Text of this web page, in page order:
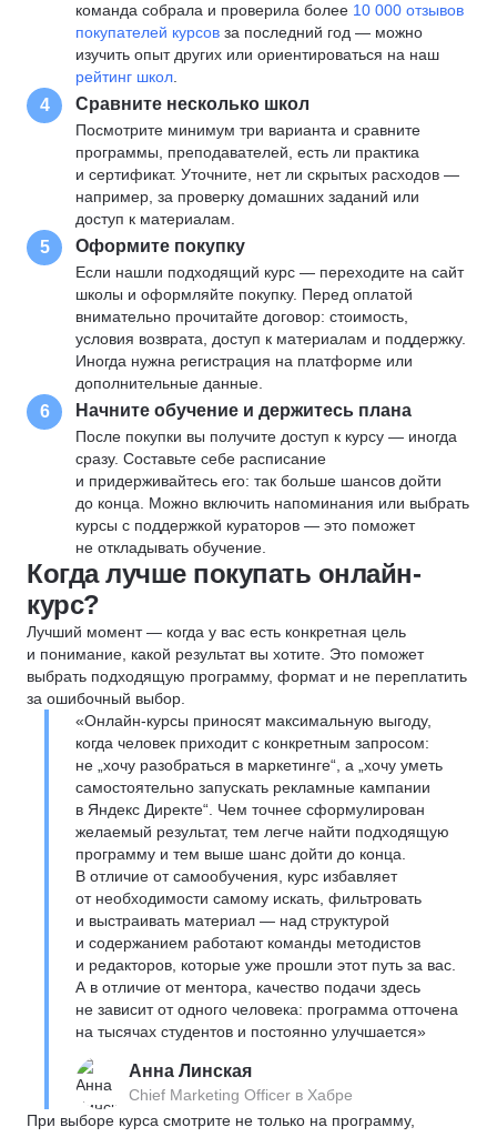
команда собрала и проверила более 10 000 отзывов
покупателей курсов за последний год — можно
изучить опыт других или ориентироваться на наш
рейтинг школ
4 Сравните несколько школ
Посмотрите минимум три варианта и сравните
программы, преподавателей, есть ли практика
и сертификат. Уточните, нет ли скрытых расходов —
например, за проверку домашних заданий или
доступ к материалам.
5 Оформите покупку
Если нашли подходящий курс — переходите на сайт
школы и оформляйте покупку. Перед оплатой
внимательно прочитайте договор: стоимость,
условия возврата, доступ к материалам и поддержку.
Иногда нужна регистрация на платформе или
дополнительные данные.
6 Начните обучение и держитесь плана
После покупки вы получите доступ к курсу — иногда
сразу. Составьте себе расписание
и придерживайтесь его: так больше шансов дойти
до конца. Можно включить напоминания или выбрать
курсы с поддержкой кураторов — это поможет
не откладывать обучение.
Когда лучше покупать онлайн-
курс?
Лучший момент — когда у вас есть конкретная цель
и понимание, какой результат вы хотите. Это поможет
выбрать подходящую программу, формат и не переплатить
за ошибочный выбор.
«Онлайн-курсы приносят максимальную выгоду,
когда человек приходит с конкретным запросом:
не „хочу разобраться в маркетинге“, а „хочу уметь
самостоятельно запускать рекламные кампании
в Яндекс Директе“. Чем точнее сформулирован
желаемый результат, тем легче найти подходящую
программу и тем выше шанс дойти до конца.
В отличие от самообучения, курс избавляет
от необходимости самому искать, фильтровать
и выстраивать материал — над структурой
и содержанием работают команды методистов
и редакторов, которые уже прошли этот путь за вас.
А в отличие от ментора, качество подачи здесь
не зависит от одного человека: программа отточена
на тысячах студентов и постоянно улучшается»
Анна Линская
Chief Marketing Officer в Хабре
При выборе курса смотрите не только на программу,